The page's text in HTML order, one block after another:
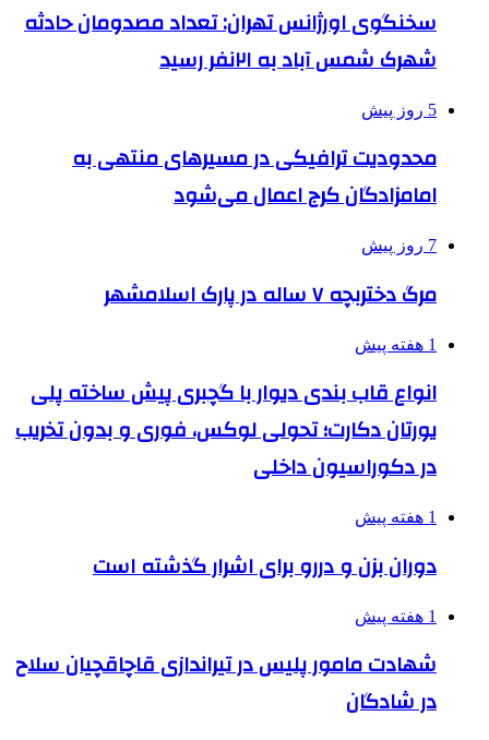
سخنگوی اورژانس تهران: تعداد مصدومان حادثه
شهرک شمس آباد به ۲۱نفر رسید
5 روز پیش
محدودیت ترافیکی در مسیرهای منتهی به
امامزادگان کرج اعمال می‌شود
7 روز پیش
مرگ دختربچه ۷ ساله در پارک اسلامشهر
1 هفته پیش
انواع قاب بندی دیوار با گچبری پیش ساخته پلی
یورتان دکارت؛ تحولی لوکس، فوری و بدون تخریب
در دکوراسیون داخلی
1 هفته پیش
دوران بزن و دررو برای اشرار گذشته است
1 هفته پیش
شهادت مامور پلیس در تیراندازی قاچاقچیان سلاح
در شادگان